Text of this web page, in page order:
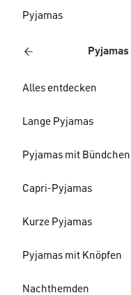
Pyjamas
Pyjamas
Alles entdecken
Lange Pyjamas
Pyjamas mit Bündchen
Capri-Pyjamas
Kurze Pyjamas
Pyjamas mit Knöpfen
Nachthemden